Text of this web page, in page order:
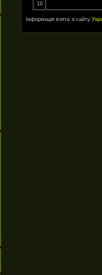
10
Інформація взята зі сайту